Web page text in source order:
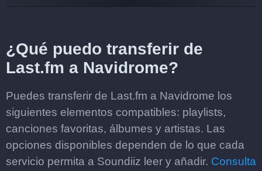
¿Qué puedo transferir de
Last.fm a Navidrome?
Puedes transferir de Last.fm a Navidrome los
siguientes elementos compatibles: playlists,
canciones favoritas, álbumes y artistas. Las
opciones disponibles dependen de lo que cada
servicio permita a Soundiiz leer y añadir. Consulta